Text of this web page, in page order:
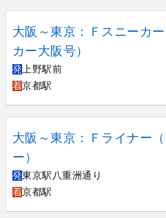
大阪～東京：Ｆスニーカ
カー大阪号）
発 上野駅前
着京都駅
大阪～東京：Ｆライナー
ー）
発東京駅八重洲通り
着京都駅